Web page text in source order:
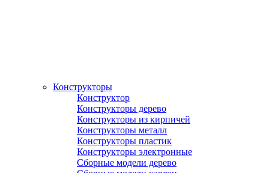
Конструкторы
Конструктор
Конструкторы дерево
Конструкторы из кирпичей
Конструкторы металл
Конструкторы пластик
Конструкторы электронные
Сборные модели дерево